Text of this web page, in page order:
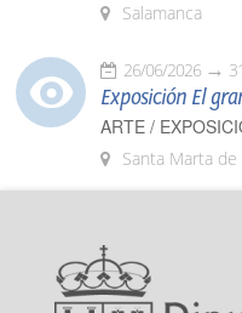
Salamanca
26/06/2026
Exposición El
ARTE /
Santa Marta de